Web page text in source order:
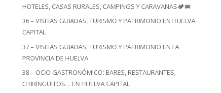
HOTELES, CASAS RURALES, CAMPINGS Y CARAVANAS🏕️🚐
36 – VISITAS GUIADAS, TURISMO Y PATRIMONIO EN HUELVA
CAPITAL
37 – VISITAS GUIADAS, TURISMO Y PATRIMONIO EN LA
PROVINCIA DE HUELVA
38 – OCIO GASTRONÓMICO: BARES, RESTAURANTES,
CHIRINGUITOS… EN HUELVA CAPITAL